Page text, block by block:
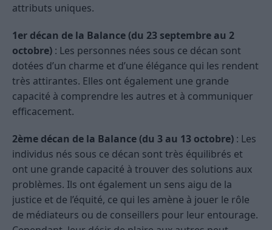
attributs uniques.
1er décan de la Balance (du 23 septembre au 2
octobre) : Les personnes nées sous ce décan sont
dotées d’un charme et d’une élégance qui les rendent
très attirantes. Elles ont également une grande
capacité à comprendre les autres et à communiquer
efficacement.
2ème décan de la Balance (du 3 au 13 octobre) : Les
individus nés sous ce décan sont très équilibrés et
ont une grande capacité à trouver des solutions aux
problèmes. Ils ont également un sens aigu de la
justice et de l’équité, ce qui les amène à jouer le rôle
de médiateurs ou de conseillers pour leur entourage.